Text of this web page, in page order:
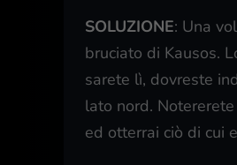
SOLUZIONE: Una
bruciato di Kausos.
sarete lì, dovreste
lato nord.
ed otterrai ciò di cui